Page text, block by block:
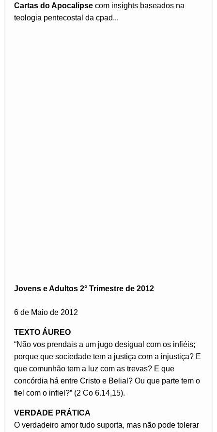
Cartas do Apocalipse com insights baseados na
teologia pentecostal da cpad...
Jovens e Adultos 2° Trimestre de 2012
6 de Maio de 2012
TEXTO ÁUREO
“Não vos prendais a um jugo desigual com os infiéis;
porque que sociedade tem a justiça com a injustiça? E
que comunhão tem a luz com as trevas? E que
concórdia há entre Cristo e Belial? Ou que parte tem o
fiel com o infiel?” (2 Co 6.14,15).
VERDADE PRÁTICA
O verdadeiro amor tudo suporta, mas não pode tolerar